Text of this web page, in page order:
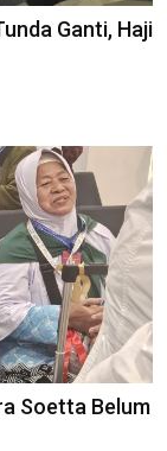
Ganti, Haji
Soetta Belum